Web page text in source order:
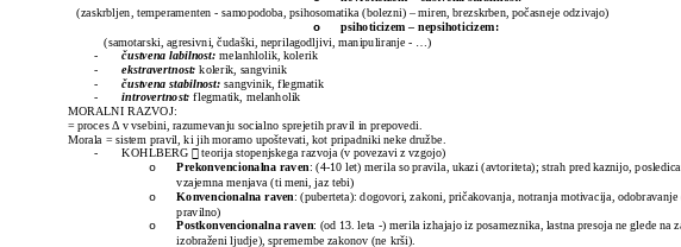
   (zaskrbljen, temperamenten - samopodoba, psihosomatika (bolezni) – miren, brezskrben, počasneje odzivajo)
o
psihoticizem – nepsihoticizem:
(samotarski, agresivni, čudaški, neprilagodljivi, manipuliranje - ...)
-
čustvena labilnost: melanhlolik, kolerik
-
ekstravertnost: kolerik, sangvinik
-
čustvena stabilnost: sangvinik, flegmatik
-
introvertnost: flegmatik, melanholik
MORALNI RAZVOJ:
= proces Δ v vsebini, razumevanju socialno sprejetih pravil in prepovedi.
Morala = sistem pravil, ki jih moramo upoštevati, kot pripadniki neke družbe.
-
KOHLBERG  teorija stopenjskega razvoja (v povezavi z vzgojo)
o
Prekonvencionalna raven: (4-10 let) merila so pravila, ukazi (avtoriteta); strah pred kaznijo,
vzajemna menjava (ti meni, jaz tebi)
o
Konvencionalna raven: (puberteta): dogovori, zakoni, pričakovanja, notranja motivacija,
pravilno)
o
Postkonvencionalna raven: (od 13. leta -) merila izhajajo iz posameznika, lastna presoja ne glede na
izobraženi ljudje), spremembe zakonov (ne krši).